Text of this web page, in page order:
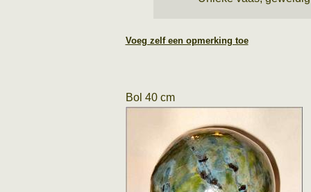
Voeg zelf een opmerking toe
Bol 40 cm